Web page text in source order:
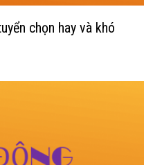
chọn hay và khó